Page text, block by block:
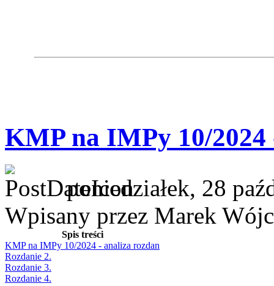
KMP na IMPy 10/2024
poniedziałek, 28
Wpisany przez Marek
Spis treści
KMP na IMPy 10/2024 - analiza rozdan
Rozdanie 2.
Rozdanie 3.
Rozdanie 4.